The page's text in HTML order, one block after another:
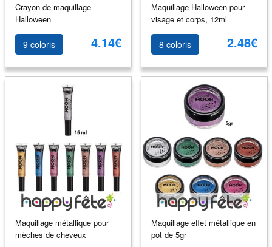
Crayon de maquillage
Halloween
9 coloris 4.14€
Maquillage Halloween pour
visage et corps, 12ml
8 coloris 2.48€
Maquillage métallique pour
mèches de cheveux
Maquillage effet métallique en
pot de 5gr